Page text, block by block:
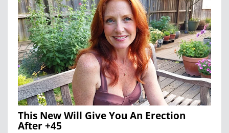
This New Will Give You An Erection
After +45